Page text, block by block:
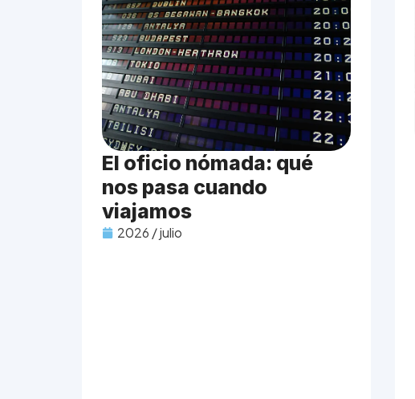
El oficio nómada: qué
nos pasa cuando
viajamos
2026 / julio